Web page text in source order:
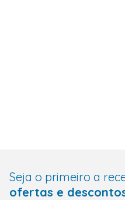
Seja o primeiro a
ofertas e